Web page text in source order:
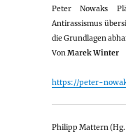
Peter Nowaks
Antirassismus
die Grundlagen
VonMarek Winter
https://peter-
Philipp Mattern